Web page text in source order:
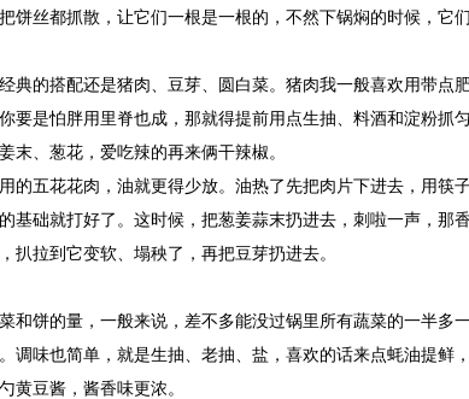
饼丝都抓散，让它们一根是一根的，不然下锅焖的时候，它
的搭配还是猪肉、豆芽、圆白菜。猪肉我一般喜欢用带点肥
是怕胖用里脊也成，那就得提前用点生抽、料酒和淀粉抓匀
末、葱花，爱吃辣的再来俩干辣椒。
的五花花肉，油就更得少放。油热了先把肉片下进去，用筷
基础就打好了。这时候，把葱姜蒜末扔进去，刺啦一声，那
拉到它变软、塌秧了，再把豆芽扔进去。
和饼的量，一般来说，差不多能没过锅里所有蔬菜的一半多
调味也简单，就是生抽、老抽、盐，喜欢的话来点蚝油提鲜
黄豆酱，酱香味更浓。